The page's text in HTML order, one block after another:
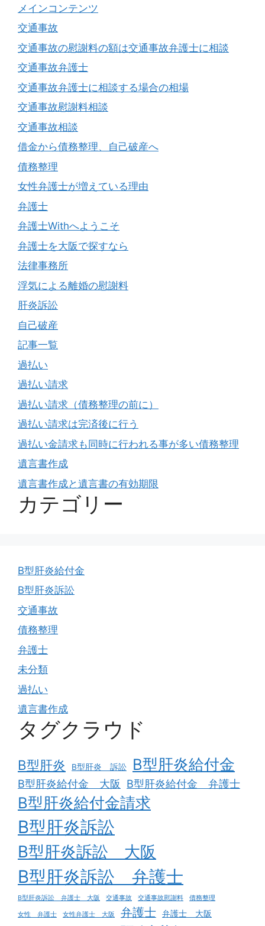
メインコンテンツ
交通事故
交通事故の慰謝料の額は交通事故弁護士に相談
交通事故弁護士
交通事故弁護士に相談する場合の相場
交通事故慰謝料相談
交通事故相談
借金から債務整理、自己破産へ
債務整理
女性弁護士が増えている理由
弁護士
弁護士Withへようこそ
弁護士を大阪で探すなら
法律事務所
浮気による離婚の慰謝料
肝炎訴訟
自己破産
記事一覧
過払い
過払い請求
過払い請求（債務整理の前に）
過払い請求は完済後に行う
過払い金請求も同時に行われる事が多い債務整理
遺言書作成
遺言書作成と遺言書の有効期限
カテゴリー
B型肝炎給付金
B型肝炎訴訟
交通事故
債務整理
弁護士
未分類
過払い
遺言書作成
タグクラウド
B型肝炎 B型肝炎 訴訟 B型肝炎給付金
B型肝炎給付金 大阪 B型肝炎給付金 弁護士
B型肝炎給付金請求
B型肝炎訴訟
B型肝炎訴訟 大阪
B型肝炎訴訟 弁護士
B型肝炎訴訟 弁護士 大阪 交通事故 交通事故慰謝料 債務整理
女性 弁護士 女性弁護士 大阪 弁護士 弁護士 大阪